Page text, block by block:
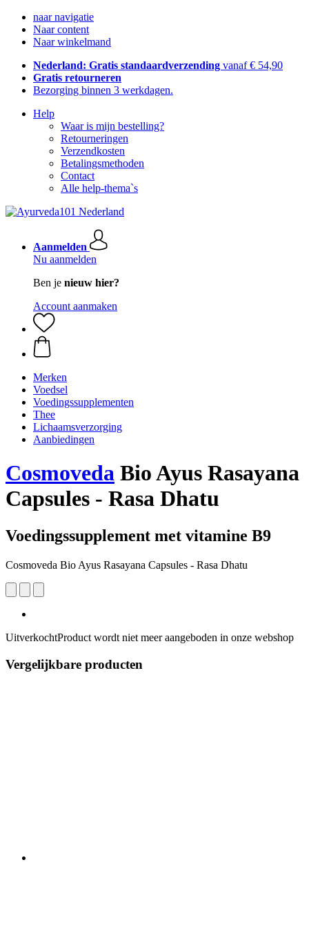
naar navigatie
Naar content
Naar winkelmand
Nederland: Gratis standaardverzending vanaf € 54,90
Gratis retourneren
Bezorging binnen 3 werkdagen.
Help
Waar is mijn bestelling?
Retourneringen
Verzendkosten
Betalingsmethoden
Contact
Alle help-thema`s
Aanmelden
Nu aanmelden
Ben je nieuw hier?
Account aanmaken
Merken
Voedsel
Voedingssupplementen
Thee
Lichaamsverzorging
Aanbiedingen
Cosmoveda Bio Ayus Rasayana
Capsules - Rasa Dhatu
Voedingssupplement met vitamine B9
Cosmoveda Bio Ayus Rasayana Capsules - Rasa Dhatu
UitverkochtProduct wordt niet meer aangeboden in onze webshop
Vergelijkbare producten